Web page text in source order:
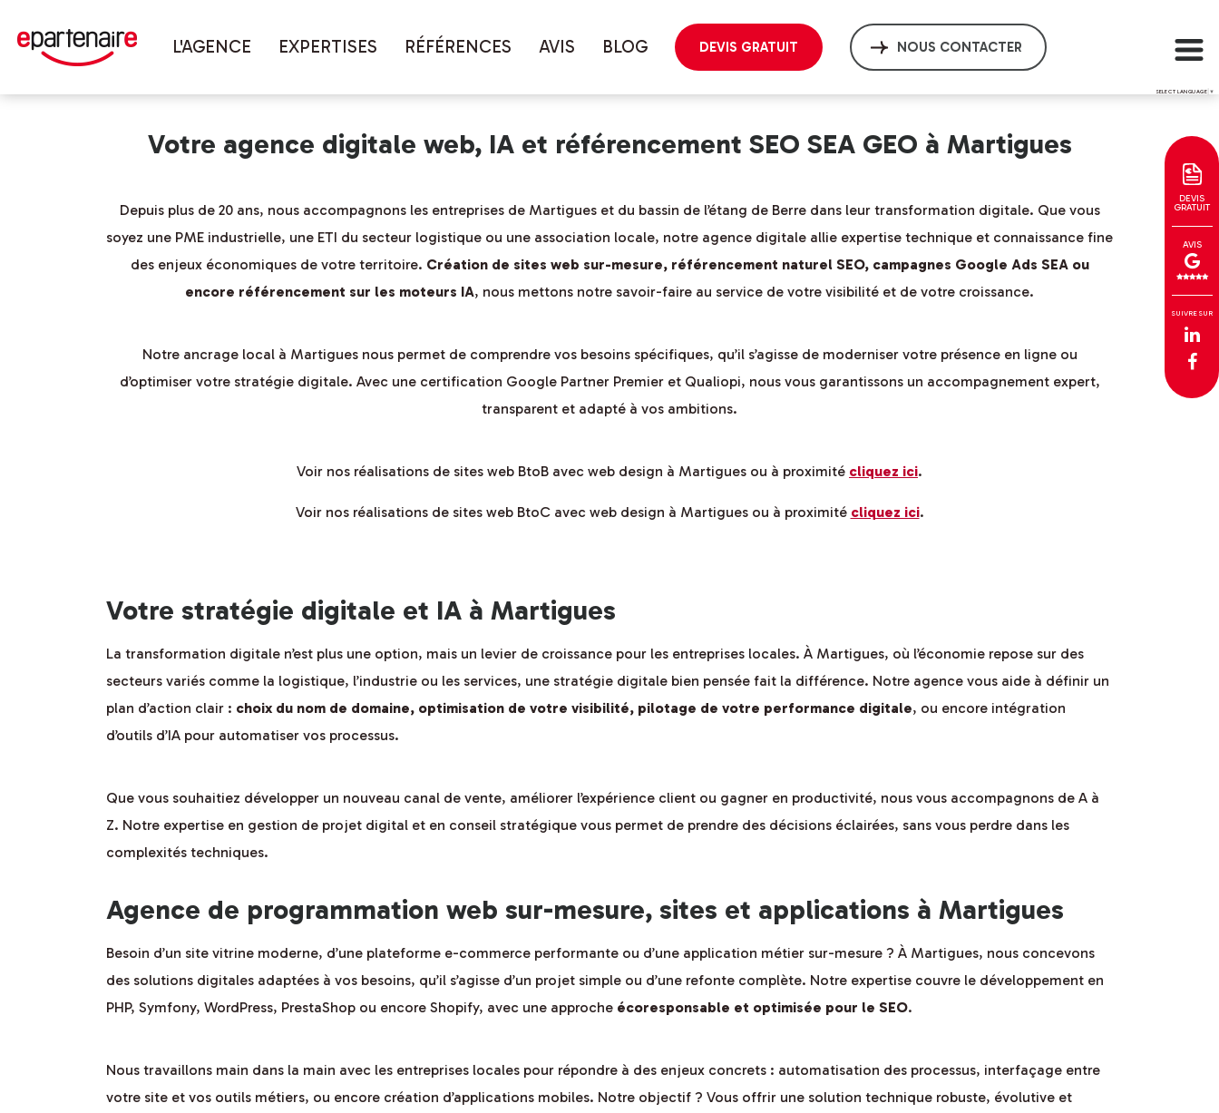
L'AGENCE EXPERTISES RÉFÉRENCES AVIS BLOG DEVIS GRATUIT NOUS CONTACTER
SELECT LANGUAGE ▼
DEVIS
GRATUIT
AVIS
SUIVRE SUR
Vous êtes ici : Accueil couverture géographique
Votre agence digitale web, IA et référencement SEO SEA GEO à Martigues
Depuis plus de 20 ans, nous accompagnons les entreprises de Martigues et du bassin de l’étang de Berre dans leur transformation digitale. Que vous
soyez une PME industrielle, une ETI du secteur logistique ou une association locale, notre agence digitale allie expertise technique et connaissance fine
des enjeux économiques de votre territoire. Création de sites web sur-mesure, référencement naturel SEO, campagnes Google Ads SEA ou
encore référencement sur les moteurs IA, nous mettons notre savoir-faire au service de votre visibilité et de votre croissance.
Notre ancrage local à Martigues nous permet de comprendre vos besoins spécifiques, qu’il s’agisse de moderniser votre présence en ligne ou
d’optimiser votre stratégie digitale. Avec une certification Google Partner Premier et Qualiopi, nous vous garantissons un accompagnement expert,
transparent et adapté à vos ambitions.
Voir nos réalisations de sites web BtoB avec web design à Martigues ou à proximité cliquez ici.
Voir nos réalisations de sites web BtoC avec web design à Martigues ou à proximité cliquez ici.
Votre stratégie digitale et IA à Martigues
La transformation digitale n’est plus une option, mais un levier de croissance pour les entreprises locales. À Martigues, où l’économie repose sur des
secteurs variés comme la logistique, l’industrie ou les services, une stratégie digitale bien pensée fait la différence. Notre agence vous aide à définir un
plan d’action clair : choix du nom de domaine, optimisation de votre visibilité, pilotage de votre performance digitale, ou encore intégration
d’outils d’IA pour automatiser vos processus.
Que vous souhaitiez développer un nouveau canal de vente, améliorer l’expérience client ou gagner en productivité, nous vous accompagnons de A à
Z. Notre expertise en gestion de projet digital et en conseil stratégique vous permet de prendre des décisions éclairées, sans vous perdre dans les
complexités techniques.
Agence de programmation web sur-mesure, sites et applications à Martigues
Besoin d’un site vitrine moderne, d’une plateforme e-commerce performante ou d’une application métier sur-mesure ? À Martigues, nous concevons
des solutions digitales adaptées à vos besoins, qu’il s’agisse d’un projet simple ou d’une refonte complète. Notre expertise couvre le développement en
PHP, Symfony, WordPress, PrestaShop ou encore Shopify, avec une approche écoresponsable et optimisée pour le SEO.
Nous travaillons main dans la main avec les entreprises locales pour répondre à des enjeux concrets : automatisation des processus, interfaçage entre
votre site et vos outils métiers, ou encore création d’applications mobiles. Notre objectif ? Vous offrir une solution technique robuste, évolutive et